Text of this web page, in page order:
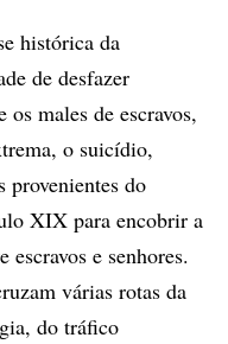
histórica da
de desfazer
males de escravos,
o suicídio,
provenientes do
XIX para encobrir a
e senhores.
várias rotas da
do tráfico